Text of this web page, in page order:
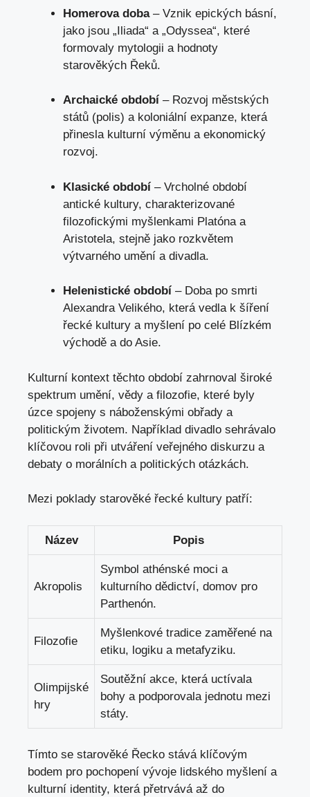
Homerova ⁤doba– Vznik epických básní,
jako ⁤jsou „Iliada“ a „Odyssea“, které
formovaly ‍mytologii a ​hodnoty
starověkých Řeků.
Archaické období – Rozvoj městských
států (polis) a ⁤koloniální expanze, která
přinesla‌ kulturní‍ výměnu a ekonomický⁤
rozvoj.
Klasické období –‍ Vrcholné období
antické kultury, charakterizované
filozofickými ​myšlenkami Platóna a
Aristotela, stejně jako rozkvětem
výtvarného⁣ umění a divadla.
Helenistické období – Doba⁢ po smrti
Alexandra Velikého, která vedla ⁣k šíření
řecké kultury a myšlení po celé Blízkém
východě a do Asie.
Kulturní kontext těchto období zahrnoval široké
spektrum umění, vědy a ‍filozofie,‌ které byly⁣
úzce⁤ spojeny s náboženskými obřady a‍
politickým životem. Například divadlo sehrávalo
klíčovou roli při utváření veřejného diskurzu a
debaty o morálních a politických otázkách.
Mezi poklady starověké řecké⁢ kultury patří:
Název Popis
Akropolis
Symbol athénské moci a
kulturního dědictví, domov⁤ pro
Parthenón.
Filozofie
Myšlenkové tradice zaměřené‌ na
etiku, logiku ⁣a metafyziku.
Olimpijské
hry
Soutěžní akce, která‍ uctívala
bohy a podporovala jednotu mezi
státy.
Tímto se starověké Řecko stává⁢ klíčovým⁣
bodem pro‌ pochopení vývoje lidského‌ myšlení ‍a
kulturní identity, která přetrvává až do